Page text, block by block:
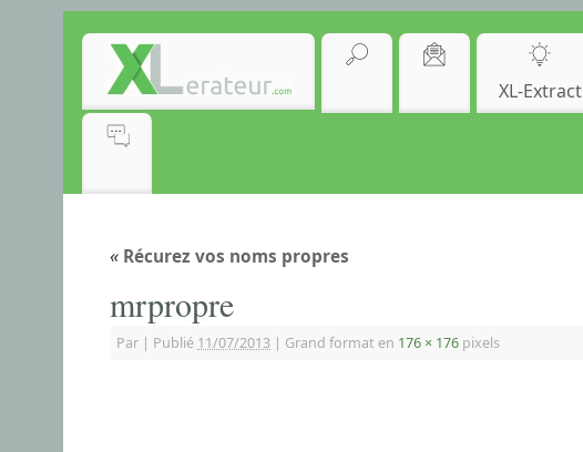
XL-Extract
« Récurez vos noms propres
mrpropre
Par | Publié 11/07/2013 | Grand format en 176 × 176 pixels